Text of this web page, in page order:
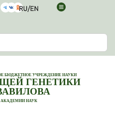
БЮДЖЕТНОЕ УЧРЕЖДЕНИЕ НАУКИ
ГЕНЕТИКИ
НАУК